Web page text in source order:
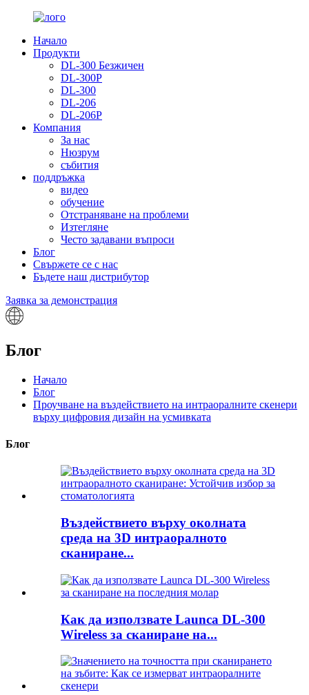
Начало
Продукти
DL-300 Безжичен
DL-300P
DL-300
DL-206
DL-206P
Компания
За нас
Нюзрум
събития
поддръжка
видео
обучение
Отстраняване на проблеми
Изтегляне
Често задавани въпроси
Блог
Свържете се с нас
Бъдете наш дистрибутор
Заявка за демонстрация
Блог
Начало
Блог
Проучване на въздействието на интраоралните скенери
върху цифровия дизайн на усмивката
Блог
Въздействието върху околната
среда на 3D интраоралното
сканиране...
Как да използвате Launca DL-300
Wireless за сканиране на...